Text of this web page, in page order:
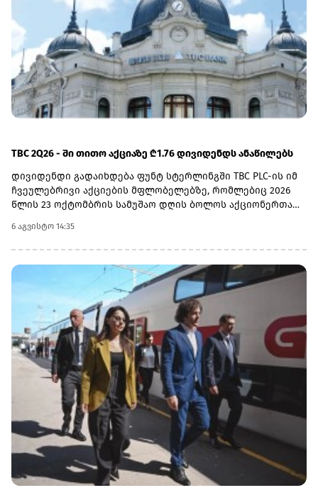
განხორციელდა ტვირთის ნაწილობრივი ვიზუალური
დათვალიერება, რის შედეგად დადგინდა, რომ ტვირთზე
დატანილ ქარხნულ ეტიკეტებზე წარმოშობის ქვეყნებად
მითითებული იყო გერმანია და ხორვატია.ვინაიდან
გამოიკვეთა დოკუმენტის სავარაუდო გაყალბებისა და
სანქცირებული ტვირთის საბაჟო კონტროლის გვერდის
ავლით გადაზიდვის მცდელობა, საქმის მასალები
შემდგომი რეაგირების მიზნით გადაეცა საქართველოს
ფინანსთა სამინისტროს საგამოძიებო სამსახურს.
TBC 2Q26 - ში თითო აქციაზე ₾1.76 დივიდენდს ანაწილებს
დივიდენდი გადაიხდება ფუნტ სტერლინგში TBC PLC-ის იმ
ჩვეულებრივი აქციების მფლობელებზე, რომლებიც 2026
წლის 23 ოქტომბრის სამუშაო დღის ბოლოს აქციონერთა
თარიღად 22 ოქტომბერი, ჩანაწერის თარიღად 23
ოქტომბერი, ვალუტის კონვერტაციის თარიღად 6
ნოემბერი, ხოლო უშუალოდ გადახდის თარიღად კი 20
ნოემბერი დასახელდა.2026 წლის მეორე კვარტლის
დივიდენდის ფუნტ სტერლინგში გადასახდელად
გამოსაყენებელი ლარი/ფუნტი სტერლინგის გაცვლითი
კურსი სებ-ის მიერ გამოქვეყნებული ოფიციალური
გაცვლითი კურსის 5 დღიანი საშუალო მაჩვენებლით
განისაზღვრება, რომელიც მოიცავს 2026 წლის 2
ნოემბრიდან 6 ნოემბრის ჩათვლით პერიოდს.
6 აგვისტო 14:35